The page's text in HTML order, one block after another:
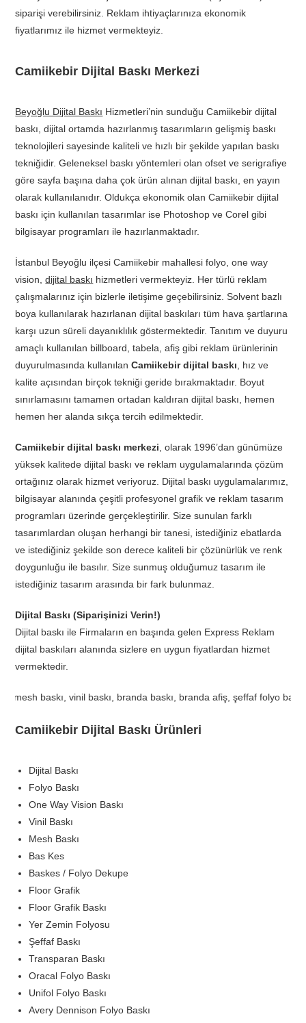
siparişi verebilirsiniz. Reklam ihtiyaçlarınıza ekonomik
fiyatlarımız ile hizmet vermekteyiz.
Camiikebir Dijital Baskı Merkezi
Beyoğlu Dijital Baskı Hizmetleri’nin sunduğu Camiikebir dijital
baskı, dijital ortamda hazırlanmış tasarımların gelişmiş baskı
teknolojileri sayesinde kaliteli ve hızlı bir şekilde yapılan baskı
tekniğidir. Geleneksel baskı yöntemleri olan ofset ve serigrafiye
göre sayfa başına daha çok ürün alınan dijital baskı, en yayın
olarak kullanılanıdır. Oldukça ekonomik olan Camiikebir dijital
baskı için kullanılan tasarımlar ise Photoshop ve Corel gibi
bilgisayar programları ile hazırlanmaktadır.
İstanbul Beyoğlu ilçesi Camiikebir mahallesi folyo, one way
vision,dijital baskı hizmetleri vermekteyiz. Her türlü reklam
çalışmalarınız için bizlerle iletişime geçebilirsiniz. Solvent bazlı
boya kullanılarak hazırlanan dijital baskıları tüm hava şartlarına
karşı uzun süreli dayanıklılık göstermektedir. Tanıtım ve duyuru
amaçlı kullanılan billboard, tabela, afiş gibi reklam ürünlerinin
duyurulmasında kullanılanCamiikebir dijital baskı, hız ve
kalite açısından birçok tekniği geride bırakmaktadır. Boyut
sınırlamasını tamamen ortadan kaldıran dijital baskı, hemen
hemen her alanda sıkça tercih edilmektedir.
Camiikebir dijital baskı merkezi, olarak 1996’dan günümüze
yüksek kalitede dijital baskı ve reklam uygulamalarında çözüm
ortağınız olarak hizmet veriyoruz. Dijital baskı uygulamalarımız,
bilgisayar alanında çeşitli profesyonel grafik ve reklam tasarım
programları üzerinde gerçekleştirilir. Size sunulan farklı
tasarımlardan oluşan herhangi bir tanesi, istediğiniz ebatlarda
ve istediğiniz şekilde son derece kaliteli bir çözünürlük ve renk
doygunluğu ile basılır. Size sunmuş olduğumuz tasarım ile
istediğiniz tasarım arasında bir fark bulunmaz.
Dijital Baskı (Siparişinizi Verin!)
Dijital baskı ile Firmaların en başında gelen Express Reklam
dijital baskıları alanında sizlere en uygun fiyatlardan hizmet
vermektedir.
one way vision baskı,
Camiikebir Dijital Baskı Ürünleri
Dijital Baskı
Folyo Baskı
One Way Vision Baskı
Vinil Baskı
Mesh Baskı
Bas Kes
Baskes / Folyo Dekupe
Floor Grafik
Floor Grafik Baskı
Yer Zemin Folyosu
Şeffaf Baskı
Transparan Baskı
Oracal Folyo Baskı
Unifol Folyo Baskı
Avery Dennison Folyo Baskı